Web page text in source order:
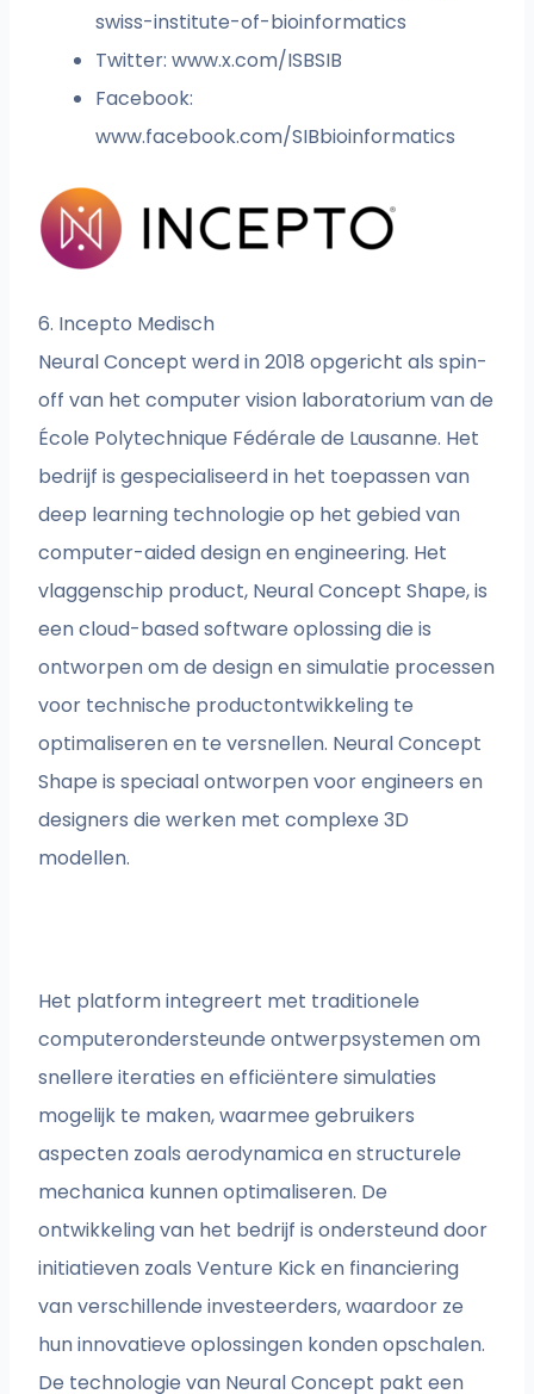
swiss-institute-of-bioinformatics
Twitter: www.x.com/ISBSIB
Facebook:
www.facebook.com/SIBbioinformatics
6. Incepto Medisch
Neural Concept werd in 2018 opgericht als spin-
off van het computer vision laboratorium van de
École Polytechnique Fédérale de Lausanne. Het
bedrijf is gespecialiseerd in het toepassen van
deep learning technologie op het gebied van
computer-aided design en engineering. Het
vlaggenschip product, Neural Concept Shape, is
een cloud-based software oplossing die is
ontworpen om de design en simulatie processen
voor technische productontwikkeling te
optimaliseren en te versnellen. Neural Concept
Shape is speciaal ontworpen voor engineers en
designers die werken met complexe 3D
modellen.
Het platform integreert met traditionele
computerondersteunde ontwerpsystemen om
snellere iteraties en efficiëntere simulaties
mogelijk te maken, waarmee gebruikers
aspecten zoals aerodynamica en structurele
mechanica kunnen optimaliseren. De
ontwikkeling van het bedrijf is ondersteund door
initiatieven zoals Venture Kick en financiering
van verschillende investeerders, waardoor ze
hun innovatieve oplossingen konden opschalen.
De technologie van Neural Concept pakt een